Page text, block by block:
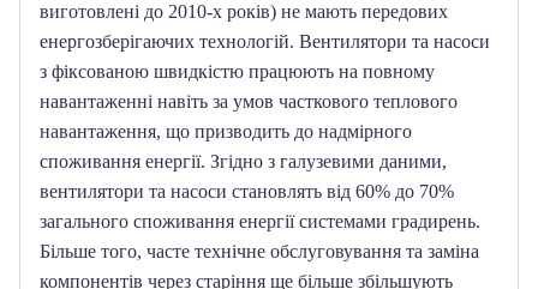
виготовлені до 2010-х років) не мають передових
енергозберігаючих технологій. Вентилятори та насоси
з фіксованою швидкістю працюють на повному
навантаженні навіть за умов часткового теплового
навантаження, що призводить до надмірного
споживання енергії. Згідно з галузевими даними,
вентилятори та насоси становлять від 60% до 70%
загального споживання енергії системами градирень.
Більше того, часте технічне обслуговування та заміна
компонентів через старіння ще більше збільшують